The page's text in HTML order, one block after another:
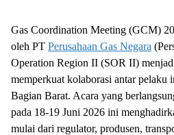
Gas Coordination Meeting (GCM)
oleh PT Perusahaan Gas Negara
Operation Region II (SOR II)
memperkuat kolaborasi antar pelaku
Bagian Barat. Acara yang
pada 18-19 Juni 2026 ini
mulai dari regulator, produsen,